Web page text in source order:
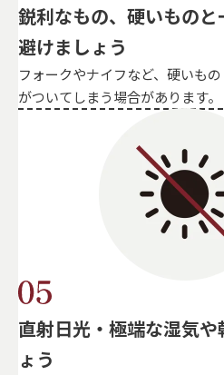
鋭利なもの、硬いもの
避けましょう
フォークやナイフなど、硬いも
がついてしまう場合があります。
直射日光・極端な湿気
ょう